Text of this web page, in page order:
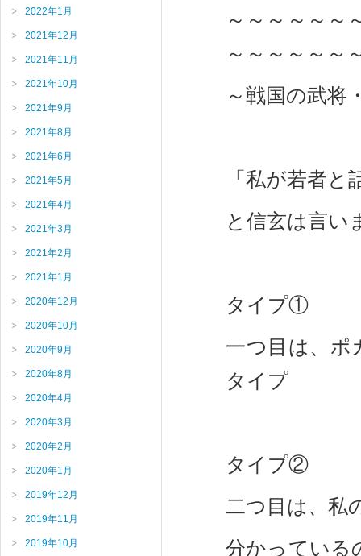
～～～～～～
～～～～～～
～戦国の武将
「私が若者
と信玄は言い
タイプ①
一つ目は、ポ
タイプ
タイプ②
二つ目は、私
分かっている
2022年1月
2021年12月
2021年11月
2021年10月
2021年9月
2021年8月
2021年6月
2021年5月
2021年4月
2021年3月
2021年2月
2021年1月
2020年12月
2020年10月
2020年9月
2020年8月
2020年4月
2020年3月
2020年2月
2020年1月
2019年12月
2019年11月
2019年10月